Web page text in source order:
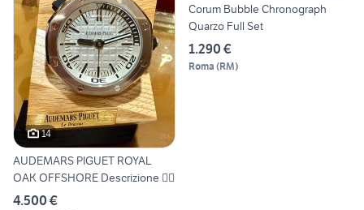
14
AUDEMARS PIGUET ROYAL
OAK OFFSHORE Descrizione 👇🏻
4.500 €
Corum Bubble Chronograph
Quarzo Full Set
1.290 €
Roma (RM)